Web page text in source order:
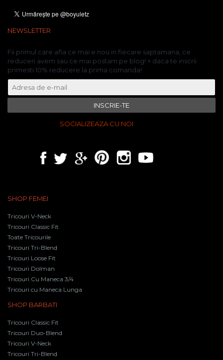
NEWSLETTER
Fii primul care afla ce mai e nou in fiecare saptamana, ce
reduceri avem sau ce mai postam pe blog! + daca te inscrii
primesti 10% reducere la prima comanda!
INSCRIE-TE
SOCIALIZEAZA CU NOI
SHOP FEMEI
Tricouri V-Neck
Tricouri Classic Fit
Toate Tricourile
Tricouri Tri-Blend
Tricouri Loose Fit
Tricouri Dolman
Tricouri Cu Maneca 3/4
Tricouri cu Maneca Lunga
SHOP BARBATI
Tricouri Classic Fit
Tricouri Duo-Blend
Tricouri V-Neck
Tricouri Tri-Blend